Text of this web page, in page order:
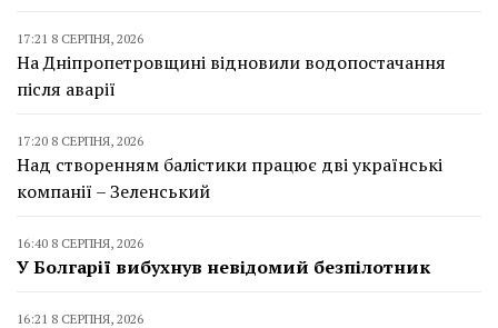
17:21 8 СЕРПНЯ, 2026
На Дніпропетровщині відновили водопостачання
після аварії
17:20 8 СЕРПНЯ, 2026
Над створенням балістики працює дві українські
компанії – Зеленський
16:40 8 СЕРПНЯ, 2026
У Болгарії вибухнув невідомий безпілотник
16:21 8 СЕРПНЯ, 2026